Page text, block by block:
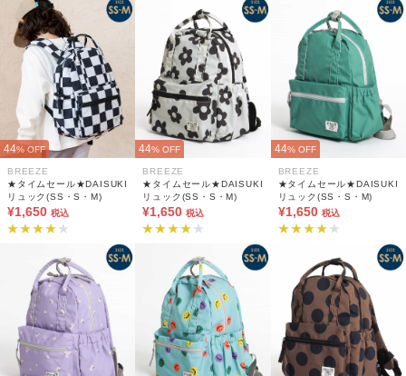
44% OFF
BREEZE
★タイムセール★DAISUKI
リュック(SS・S・M)
¥1,650 税込
44% OFF
BREEZE
★タイムセール★DAISUKI
リュック(SS・S・M)
¥1,650 税込
44% OFF
BREEZE
★タイムセール★DAISUKI
リュック(SS・S・M)
¥1,650 税込